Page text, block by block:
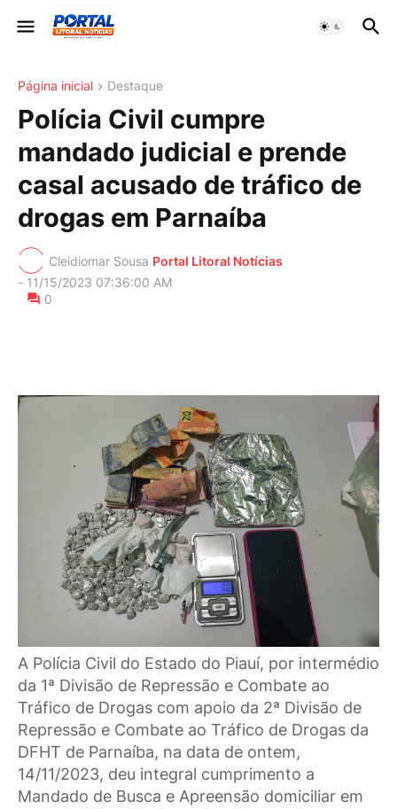
Página inicial Destaque
Polícia Civil cumpre
mandado judicial e prende
casal acusado de tráfico de
drogas em Parnaíba
Cleidiomar Sousa Portal Litoral Notícias
- 11/15/2023 07:36:00 AM
0
A Polícia Civil do Estado do Piauí, por intermédio
da 1ª Divisão de Repressão e Combate ao
Tráfico de Drogas com apoio da 2ª Divisão de
Repressão e Combate ao Tráfico de Drogas da
DFHT de Parnaíba, na data de ontem,
14/11/2023, deu integral cumprimento a
Mandado de Busca e Apreensão domiciliar em